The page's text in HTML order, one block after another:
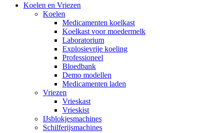
Koelen en Vriezen
Koelen
Medicamenten koelkast
Koelkast voor moedermelk
Laboratorium
Explosievrije koeling
Professioneel
Bloedbank
Demo modellen
Medicamenten laden
Vriezen
Vrieskast
Vrieskist
IJsblokjesmachines
Schilferijsmachines